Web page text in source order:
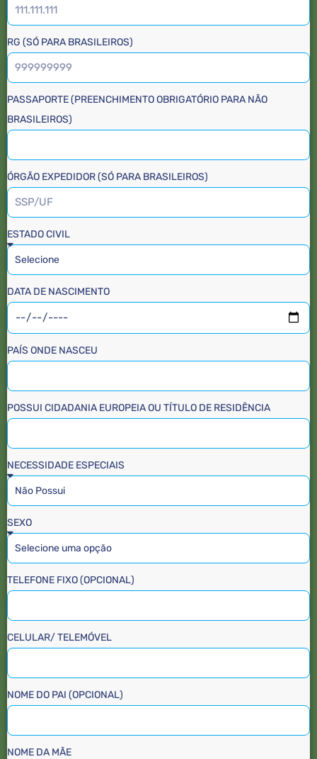
RG (SÓ PARA BRASILEIROS)
PASSAPORTE (PREENCHIMENTO OBRIGATÓRIO PARA NÃO
BRASILEIROS)
ÓRGÃO EXPEDIDOR (SÓ PARA BRASILEIROS)
ESTADO CIVIL
DATA DE NASCIMENTO
PAÍS ONDE NASCEU
POSSUI CIDADANIA EUROPEIA OU TÍTULO DE RESIDÊNCIA
NECESSIDADE ESPECIAIS
SEXO
TELEFONE FIXO (OPCIONAL)
CELULAR/ TELEMÓVEL
NOME DO PAI (OPCIONAL)
NOME DA MÃE